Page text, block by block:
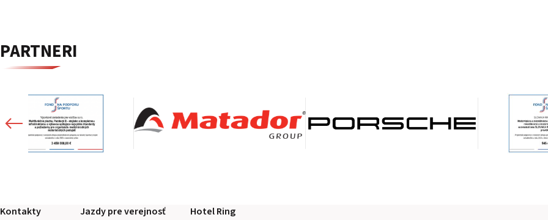
PARTNERI
Kontakty Jazdy pre verejnosť Hotel Ring